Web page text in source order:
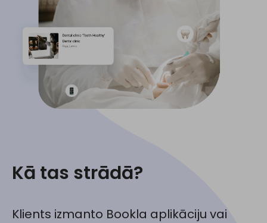
Kā tas strādā?
Klients izmanto Bookla aplikāciju vai